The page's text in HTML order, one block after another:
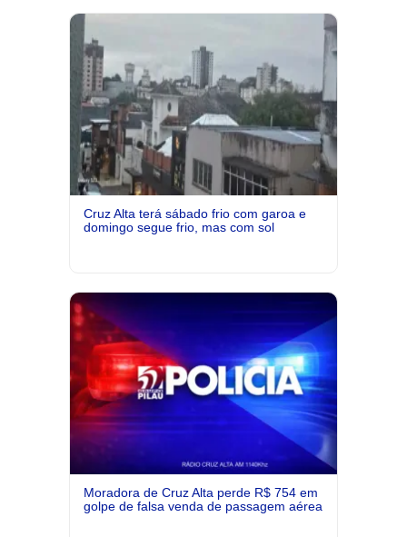
Cruz Alta terá sábado frio com garoa e
domingo segue frio, mas com sol
Moradora de Cruz Alta perde R$ 754 em
golpe de falsa venda de passagem aérea